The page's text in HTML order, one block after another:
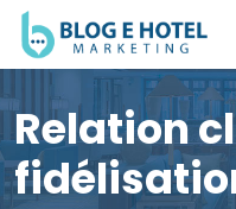
Relation